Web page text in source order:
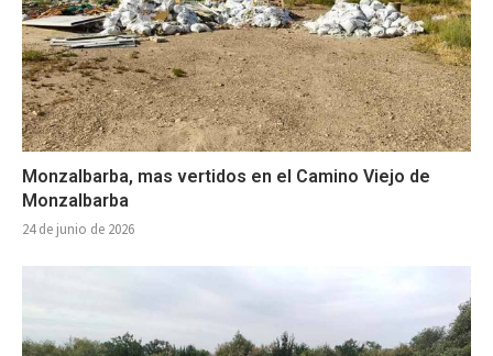
Monzalbarba, mas vertidos en el Camino Viejo de
Monzalbarba
24 de junio de 2026